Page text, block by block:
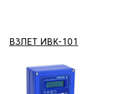
ВЗЛЕТ ИВК-101